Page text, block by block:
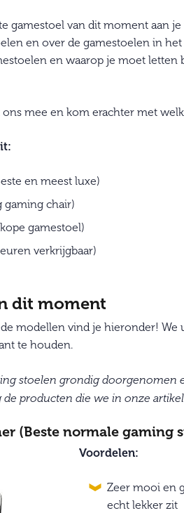
gamestoel van dit moment aan
en over de gamestoelen in
en waarop je moet letten
mee en kom erachter met
en meest luxe)
gaming chair)
gamestoel)
verkrijgbaar)
dit moment
modellen vind je hieronder! We
te houden.
stoelen grondig doorgenomen
producten die we in onze
(Beste normale gaming
Voordelen:
Zeer mooi en
echt lekker zit